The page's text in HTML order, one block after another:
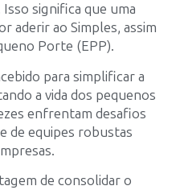
significa que uma
aderir ao Simples, assim
Porte (EPP).
para simplificar a
a vida dos pequenos
enfrentam desafios
de equipes robustas
de consolidar o